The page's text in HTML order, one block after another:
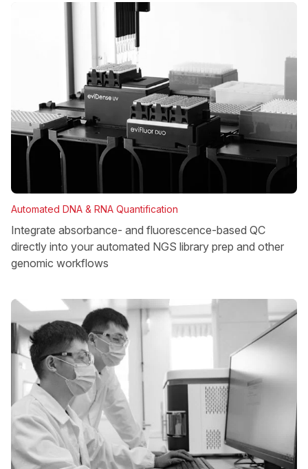
Automated DNA & RNA Quantification
Integrate absorbance- and fluorescence-based QC
directly into your automated NGS library prep and other
genomic workflows